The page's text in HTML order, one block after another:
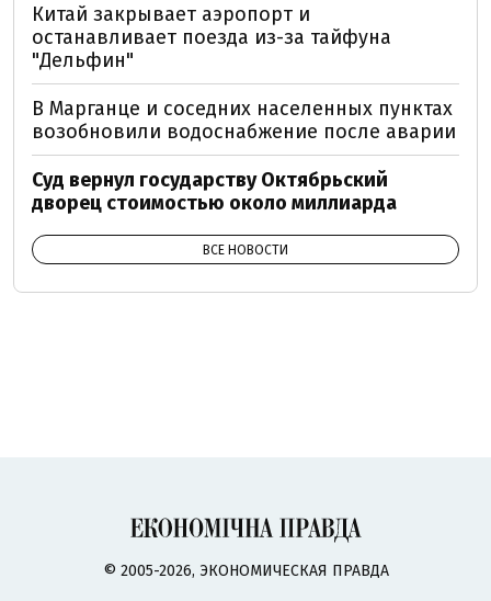
Китай закрывает аэропорт и
останавливает поезда из-за тайфуна
"Дельфин"
В Марганце и соседних населенных пунктах
возобновили водоснабжение после аварии
Суд вернул государству Октябрьский
дворец стоимостью около миллиарда
ВСЕ НОВОСТИ
© 2005-2026, ЭКОНОМИЧЕСКАЯ ПРАВДА